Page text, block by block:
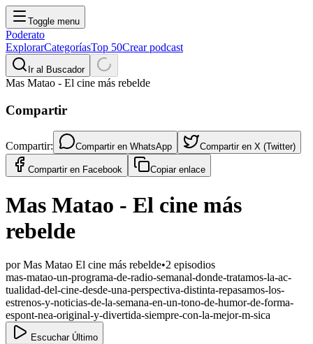
Toggle menu
Poderato
ExplorarCategoríasTop 50Crear podcast
Ir al Buscador
Mas Matao - El cine más rebelde
Compartir
Compartir: Compartir en WhatsApp Compartir en X (Twitter)
Compartir en Facebook Copiar enlace
Mas Matao - El cine más
rebelde
porMas Matao El cine más rebelde•2 episodios
mas-matao-un-programa-de-radio-semanal-donde-tratamos-la-ac-
tualidad-del-cine-desde-una-perspectiva-distinta-repasamos-los-
estrenos-y-noticias-de-la-semana-en-un-tono-de-humor-de-forma-
espont-nea-original-y-divertida-siempre-con-la-mejor-m-sica
Escuchar Último